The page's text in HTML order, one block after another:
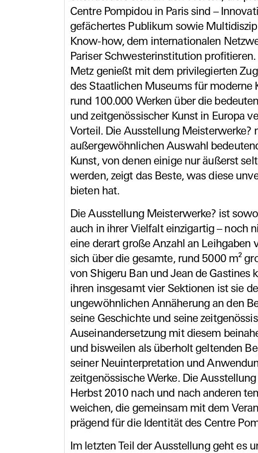
Centre Pompidou in Paris sind –
gefächertes Publikum sowie
Know-how, dem internationalen
Pariser Schwesterinstitution
Metz genießt mit dem privilegierten
des Staatlichen Museums für moderne
rund 100.000 Werken über die
und zeitgenössischer Kunst in Europa
Vorteil. Die Ausstellung Meisterwerke?
außergewöhnlichen Auswahl
Kunst, von denen einige nur äußerst
werden, zeigt das Beste, was diese
bieten hat.
Die Ausstellung Meisterwerke? ist
auch in ihrer Vielfalt einzigartig – noch
eine derart große Anzahl an Leihgaben
sich über die gesamte, rund 5000 m²
von Shigeru Ban und Jean de Gastines
ihren insgesamt vier Sektionen ist sie
ungewöhnlichen Annäherung an den
seine Geschichte und seine
Auseinandersetzung mit diesem
und bisweilen als überholt geltenden
seiner Neuinterpretation und
zeitgenössische Werke. Die
Herbst 2010 nach und nach anderen
weichen, die gemeinsam mit dem
prägend für die Identität des Centre
Im letzten Teil der Ausstellung geht es